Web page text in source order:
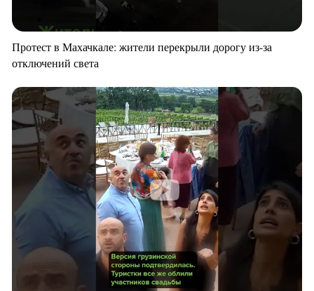
Протест в Махачкале: жители перекрыли дорогу из-за
отключений света